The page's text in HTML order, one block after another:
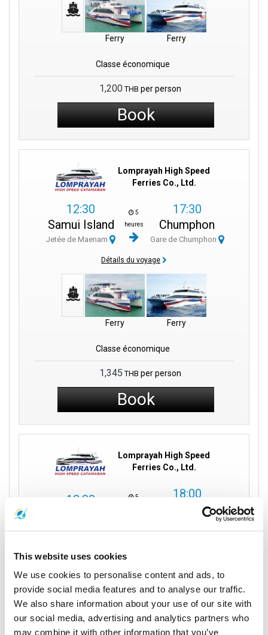
This website uses cookies
We use cookies to personalise content and ads, to
provide social media features and to analyse our traffic.
We also share information about your use of our site with
our social media, advertising and analytics partners who
may combine it with other information that you’ve
Ferry Ferry
Classe économique
1,200 THB per person
Book
Lomprayah High Speed
Ferries Co., Ltd.
12:30
Samui Island
Jetée de Maenam
5
heures
17:30
Chumphon
Gare de Chumphon
Détails du voyage
Ferry Ferry
Classe économique
1,345 THB per person
Book
Lomprayah High Speed
Ferries Co., Ltd.
12:30
Jetée de Maenam
5
18:00
Chumphon
Détails du voyage
Ferry Ferry